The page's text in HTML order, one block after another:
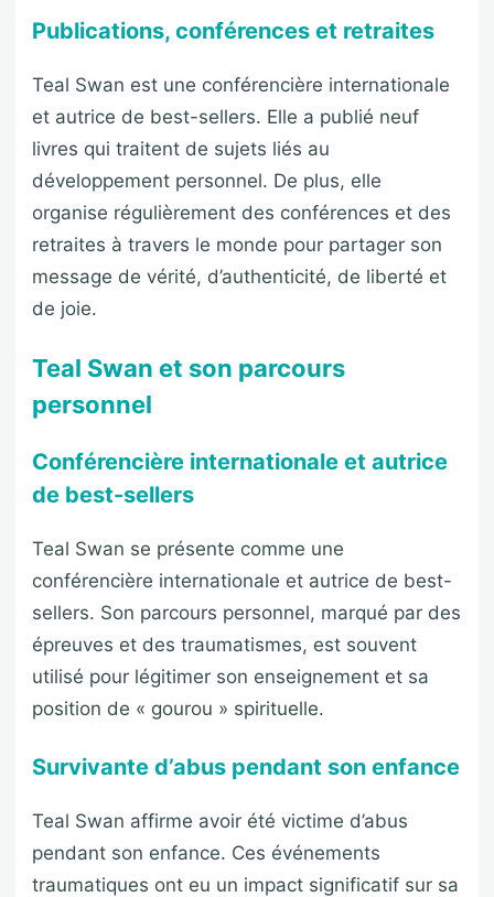
Publications, conférences et retraites
Teal Swan est une conférencière internationale
et autrice de best-sellers. Elle a publié neuf
livres qui traitent de sujets liés au
développement personnel. De plus, elle
organise régulièrement des conférences et des
retraites à travers le monde pour partager son
message de vérité, d’authenticité, de liberté et
de joie.
Teal Swan et son parcours
personnel
Conférencière internationale et autrice
de best-sellers
Teal Swan se présente comme une
conférencière internationale et autrice de best-
sellers. Son parcours personnel, marqué par des
épreuves et des traumatismes, est souvent
utilisé pour légitimer son enseignement et sa
position de « gourou » spirituelle.
Survivante d’abus pendant son enfance
Teal Swan affirme avoir été victime d’abus
pendant son enfance. Ces événements
traumatiques ont eu un impact significatif sur sa